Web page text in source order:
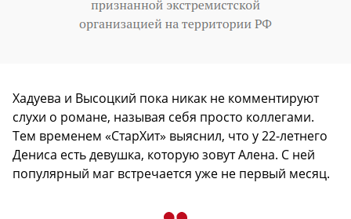
Хадуева и Высоцкий пока никак не комментируют
слухи о романе, называя себя просто коллегами.
Тем временем «СтарХит» выяснил, что у 22-летнего
Дениса есть девушка, которую зовут Алена. С ней
популярный маг встречается уже не первый месяц.